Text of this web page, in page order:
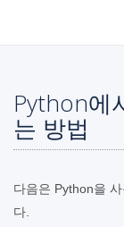
Python에
는 방법
다음은 Python을
다.